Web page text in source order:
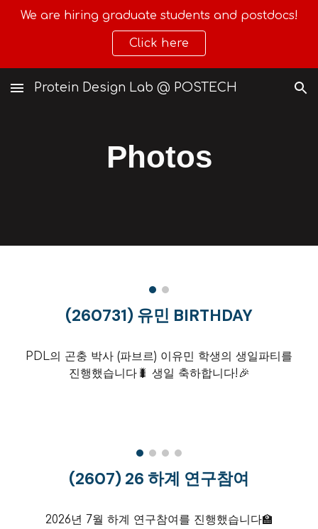
Skip to main content Skip to navigation
We are hiring graduate students and postdocs!
Click here
Protein Design Lab @ POSTECH
Photos
(260731) 유민 BIRTHDAY
PDL의 곤충 박사 (파브르) 이유민 학생의 생일파티를
진행했습니다🐛 생일 축하합니다! 🎉
(2607) 26 하계 연구참여
2026년 7월 하계 연구참여를 진행했습니다🏫